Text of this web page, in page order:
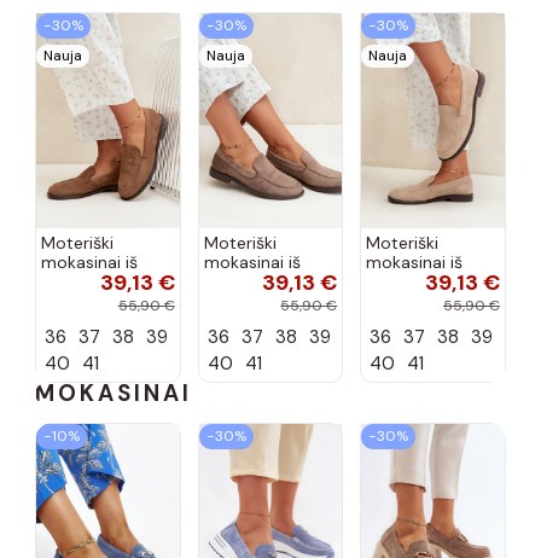
−30%
Nauja
Moteriški
mokasinai iš
dirbtinės
zomšos, rudos
39,13 €
55,90 €
36 37 38 39
40 41
−30%
Nauja
Moteriški
mokasinai iš
dirbtinės
zomšos, molio
39,13 €
55,90 €
36 37 38 39
40 41
−30%
Nauja
Moteriški
mokasinai iš
dirbtinės
zomšos, smėlio
39,13 €
55,90 €
36 37 38 39
40 41
MOKASINAI
−10% −30% −30%